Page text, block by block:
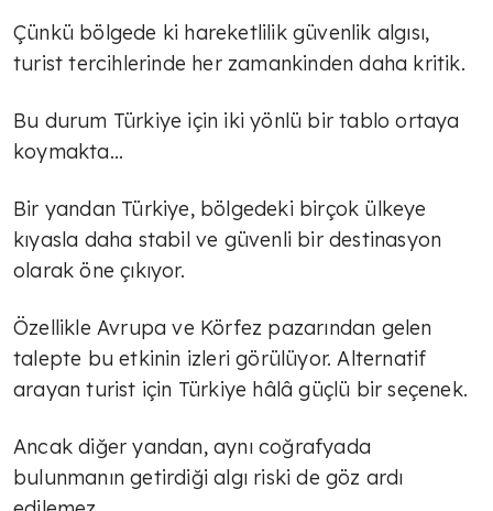
Çünkü bölgede ki hareketlilik güvenlik algısı,
turist tercihlerinde her zamankinden daha kritik.
Bu durum Türkiye için iki yönlü bir tablo ortaya
koymakta...
Bir yandan Türkiye, bölgedeki birçok ülkeye
kıyasla daha stabil ve güvenli bir destinasyon
olarak öne çıkıyor.
Özellikle Avrupa ve Körfez pazarından gelen
talepte bu etkinin izleri görülüyor. Alternatif
arayan turist için Türkiye hâlâ güçlü bir seçenek.
Ancak diğer yandan, aynı coğrafyada
bulunmanın getirdiği algı riski de göz ardı